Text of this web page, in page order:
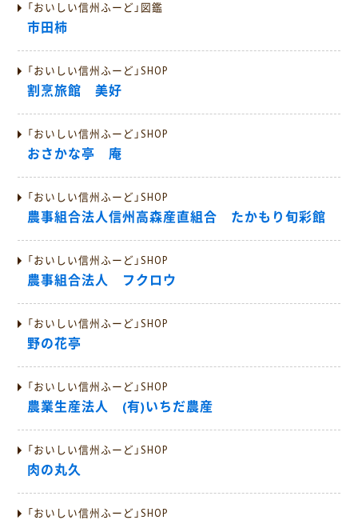
「おいしい信州ふーど」図鑑
市田柿
「おいしい信州ふーど」SHOP
割烹旅館 美好
「おいしい信州ふーど」SHOP
おさかな亭 庵
「おいしい信州ふーど」SHOP
農事組合法人信州高森産直組合 たかもり旬彩館
「おいしい信州ふーど」SHOP
農事組合法人 フクロウ
「おいしい信州ふーど」SHOP
野の花亭
「おいしい信州ふーど」SHOP
農業生産法人 (有)いちだ農産
「おいしい信州ふーど」SHOP
肉の丸久
「おいしい信州ふーど」SHOP